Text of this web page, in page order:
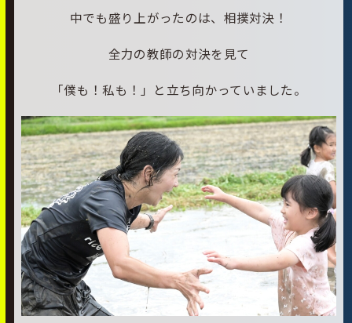
中でも盛り上がったのは、相撲対決！
全力の教師の対決を見て
「僕も！私も！」と立ち向かっていました。